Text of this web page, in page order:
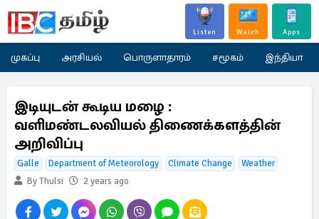
Listen Watch Apps
முகப்பு அரசியல் பொருளாதாரம் சமூகம் இந்தியா
இடியுடன் கூடிய மழை :
வளிமண்டலவியல் திணைக்களத்தின்
அறிவிப்பு
Galle Department of Meteorology Climate Change
Weather
By Thulsi
2 years ago